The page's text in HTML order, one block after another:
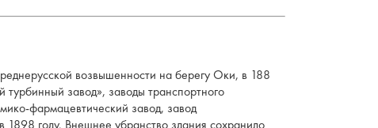
возвышенности на берегу Оки, в 188
завод», заводы транспортного
фармацевтический завод, завод
году. Внешнее убранство здания сохранило